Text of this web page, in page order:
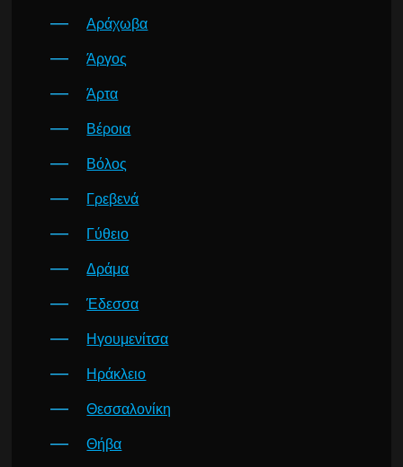
Αράχωβα
Άργος
Άρτα
Βέροια
Βόλος
Γρεβενά
Γύθειο
Δράμα
Έδεσσα
Ηγουμενίτσα
Ηράκλειο
Θεσσαλονίκη
Θήβα